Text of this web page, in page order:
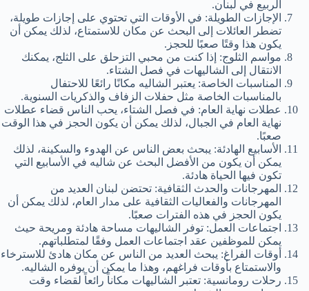
الربيع في لبنان.
الإجازات الطويلة: في الأوقات التي تحتوي على إجازات طويلة،
تضطر العائلات إلى البحث عن مكان للاستمتاع، لذلك يمكن أن
يكون هذا وقتًا صعبًا للحجز.
مواسم الثلوج: إذا كنت من محبي التزحلق على الثلج، يمكنك
الانتقال إلى الشاليهات في فصل الشتاء.
المناسبات الخاصة: يعتبر الشاليه مكانًا رائعًا للاحتفال
بالمناسبات الخاصة مثل حفلات الزفاف والذكريات السنوية.
عطلات نهاية العام: في فصل الشتاء، يحب الناس قضاء عطلات
نهاية العام في الجبال، لذلك يمكن أن يكون الحجز في هذا الوقت
صعبًا.
الأسابيع الهادئة: يبحث بعض الناس عن الهدوء والسكينة، لذلك
يمكن أن يكون من الأفضل البحث عن شاليه في الأسابيع التي
تكون فيها الحياة هادئة.
المهرجانات والحدث الثقافية: تحتضن لبنان العديد من
المهرجانات والفعاليات الثقافية على مدار العام، لذلك يمكن أن
يكون الحجز في هذه الفترات صعبًا.
اجتماعات العمل: توفر الشاليهات مساحة هادئة ومريحة حيث
يمكن للموظفين عقد اجتماعات العمل وفقًا لمتطلباتهم.
أوقات الفراغ: يبحث العديد من الناس عن مكان هادئ للاسترخاء
والاستمتاع بأوقات فراغهم، وهذا ما يمكن أن يوفره الشاليه.
رحلات رومانسية: تعتبر الشاليهات مكاناً رائعاً لقضاء وقت